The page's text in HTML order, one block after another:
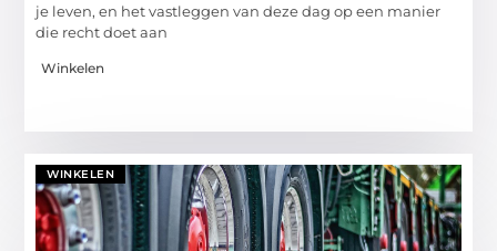
je leven, en het vastleggen van deze dag op een manier
die recht doet aan
Winkelen
WINKELEN